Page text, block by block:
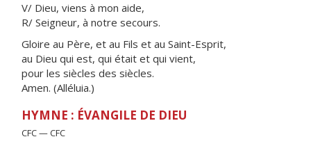
V/ Dieu, viens à mon aide,
R/ Seigneur, à notre secours.
Gloire au Père, et au Fils et au Saint-Esprit,
au Dieu qui est, qui était et qui vient,
pour les siècles des siècles.
Amen. (Alléluia.)
HYMNE : ÉVANGILE DE DIEU
CFC — CFC